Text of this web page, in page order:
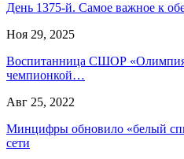
День 1375-й. Самое важное к
Ноя 29, 2025
Воспитанница СШОР
чемпионкой…
Авг 25, 2022
Минцифры обновило «белый
сети